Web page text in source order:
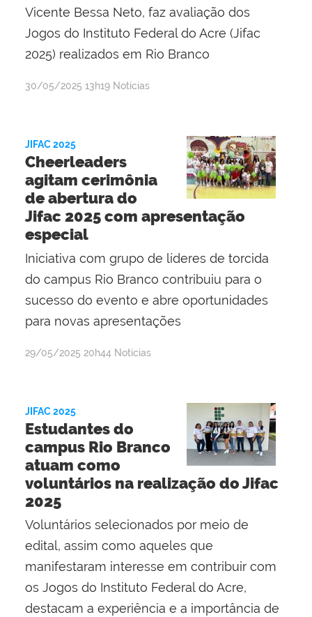
Vicente Bessa Neto, faz avaliação dos
Jogos do Instituto Federal do Acre (Jifac
2025) realizados em Rio Branco
por
publicado
30/05/2025 13h19 Notícias
JIFAC 2025
Cheerleaders
agitam cerimônia
de abertura do
Jifac 2025 com apresentação
especial
Iniciativa com grupo de líderes de torcida
do campus Rio Branco contribuiu para o
sucesso do evento e abre oportunidades
para novas apresentações
por
publicado
29/05/2025 20h44 Notícias
JIFAC 2025
Estudantes do
campus Rio Branco
atuam como
voluntários na realização do Jifac
2025
Voluntários selecionados por meio de
edital, assim como aqueles que
manifestaram interesse em contribuir com
os Jogos do Instituto Federal do Acre,
destacam a experiência e a importância de